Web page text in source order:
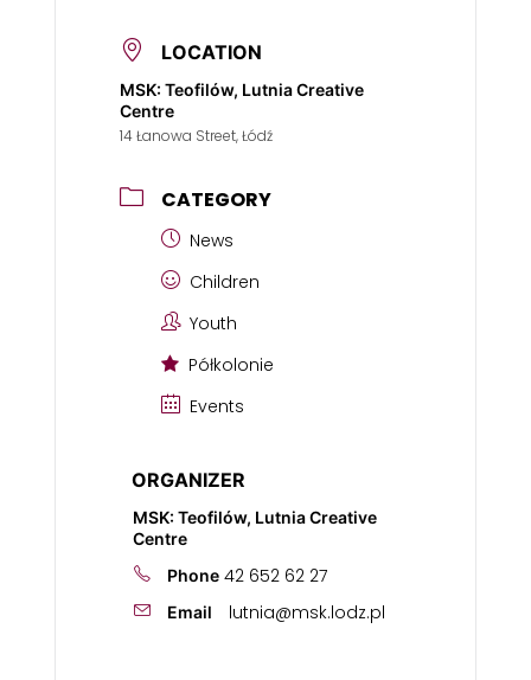
LOCATION
MSK: Teofilów, Lutnia Creative
Centre
14 Łanowa Street, Łódź
CATEGORY
News
Children
Youth
Półkolonie
Events
ORGANIZER
MSK: Teofilów, Lutnia Creative
Centre
Phone 42 652 62 27
Email lutnia@msk.lodz.pl